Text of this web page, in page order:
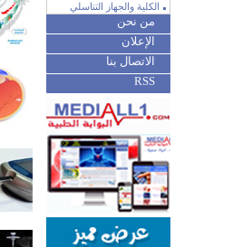
الكلية والجهاز التناسلي
من نحن
الإعلان
الاتصال بنا
RSS